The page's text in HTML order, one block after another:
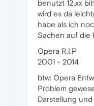
benutzt 12.xx
wird es da
habe als ich
Sachen auf die
Opera R.I.P
2001 - 2014
btw: Opera
Problem
Darstellung und